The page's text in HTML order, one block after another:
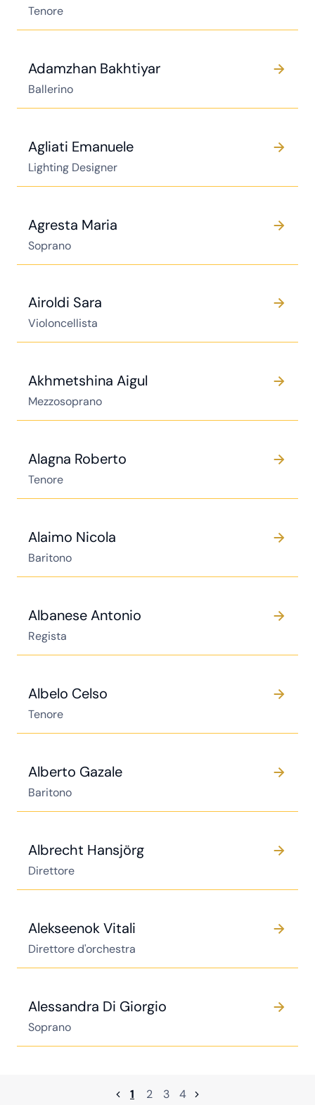
Tenore
Adamzhan Bakhtiyar
Ballerino
Agliati Emanuele
Lighting Designer
Agresta Maria
Soprano
Airoldi Sara
Violoncellista
Akhmetshina Aigul
Mezzosoprano
Alagna Roberto
Tenore
Alaimo Nicola
Baritono
Albanese Antonio
Regista
Albelo Celso
Tenore
Alberto Gazale
Baritono
Albrecht Hansjörg
Direttore
Alekseenok Vitali
Direttore d'orchestra
Alessandra Di Giorgio
Soprano
1 2 3 4